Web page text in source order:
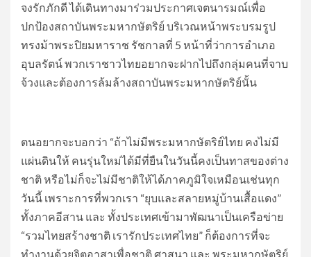
จงรักภักดี ได้เดินทางมาร่วมประกาศเจตนารมณ์เพื่อ
ปกป้องสถาบันพระมหากษัตริย์ บริเวณหน้าพระบรมรูป
ทรงม้าพระปิยมหาราช รัชกาลที่ 5 หน้าที่ว่าการอำเภอ
อุบลรัตน์ พวกเราชาวไทยอยากจะฝากไปถึงกลุ่มคนที่จาบ
จ้วงและต้องการล้มล้างสถาบันพระมหากษัตริย์นั้น
ตนอยากจะบอกว่า “ถ้าไม่มีพระมหากษัตริย์ไทย คงไม่มี
แผ่นดินให้ คนรุ่นใหม่ได้มีที่ยืนในวันนี้คงเป็นทาสของต่าง
ชาติ หรือไม่ก็จะไม่มีชาติให้ได้ภาคภูมิใจเหมือนเช่นทุก
วันนี้ เพราะการที่พวกเรา “ยุบและสลายหมู่บ้านเสื้อแดง”
ทั้งภาคอีสาน และ ทั้งประเทศเข้ามาพัฒนาเป็นเครือข่าย
“รวมไทยสร้างชาติ เรารักประเทศไทย” ก็ต้องการที่จะ
ทำงานด้วยจิตอาสาเพื่อชาติ ศาสนา และ พระมหากษัตริย์